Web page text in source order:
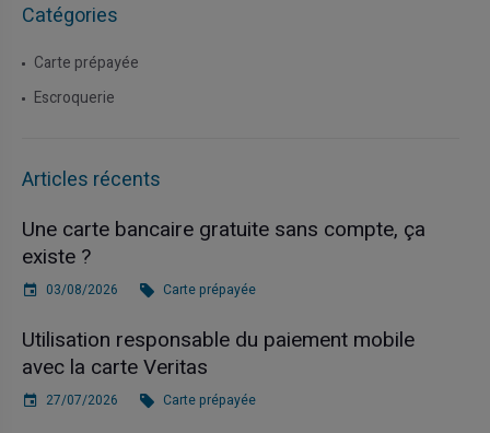
Catégories
Carte prépayée
Escroquerie
Articles récents
Une carte bancaire gratuite sans compte, ça
existe ?
03/08/2026 Carte prépayée
Utilisation responsable du paiement mobile
avec la carte Veritas
27/07/2026 Carte prépayée